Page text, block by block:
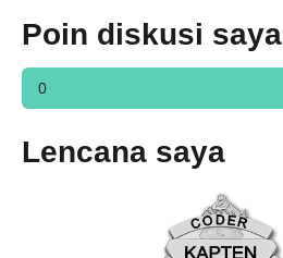
Poin diskusi saya
0
Lencana saya